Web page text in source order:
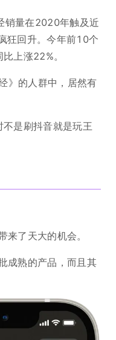
销量在2020年触及近
狂回升。今年前10个
上涨22%。
》的人群中，居然有
是刷抖音就是玩王
来了天大的机会。
成熟的产品，而且其